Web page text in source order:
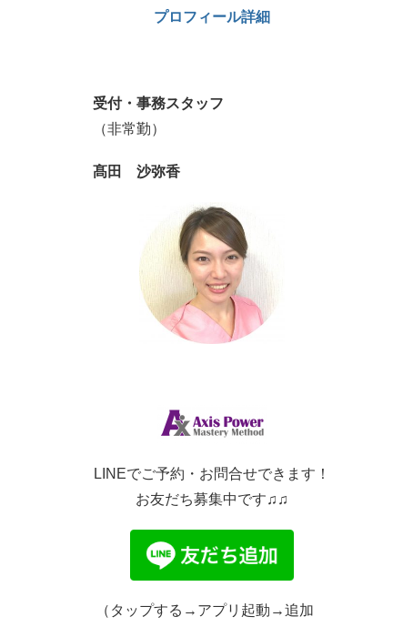
プロフィール詳細
受付・事務スタッフ
（非常勤）
髙田 沙弥香
LINEでご予約・お問合せできます！
お友だち募集中です♫♫
（タップする→アプリ起動→追加